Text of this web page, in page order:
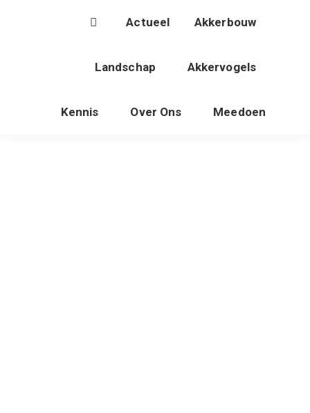
Actueel Akkerbouw
Landschap Akkervogels
Kennis Over Ons Meedoen